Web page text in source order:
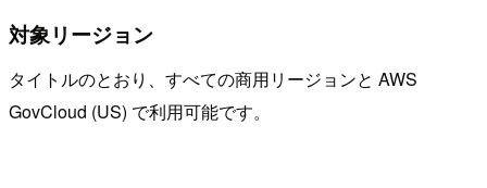
対象リージョン
タイトルのとおり、すべての商用リージョンと AWS
GovCloud (US) で利用可能です。